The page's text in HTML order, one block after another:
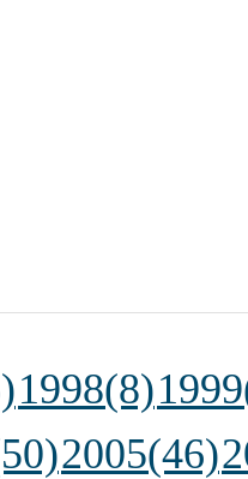
1998(8)
2005(46)